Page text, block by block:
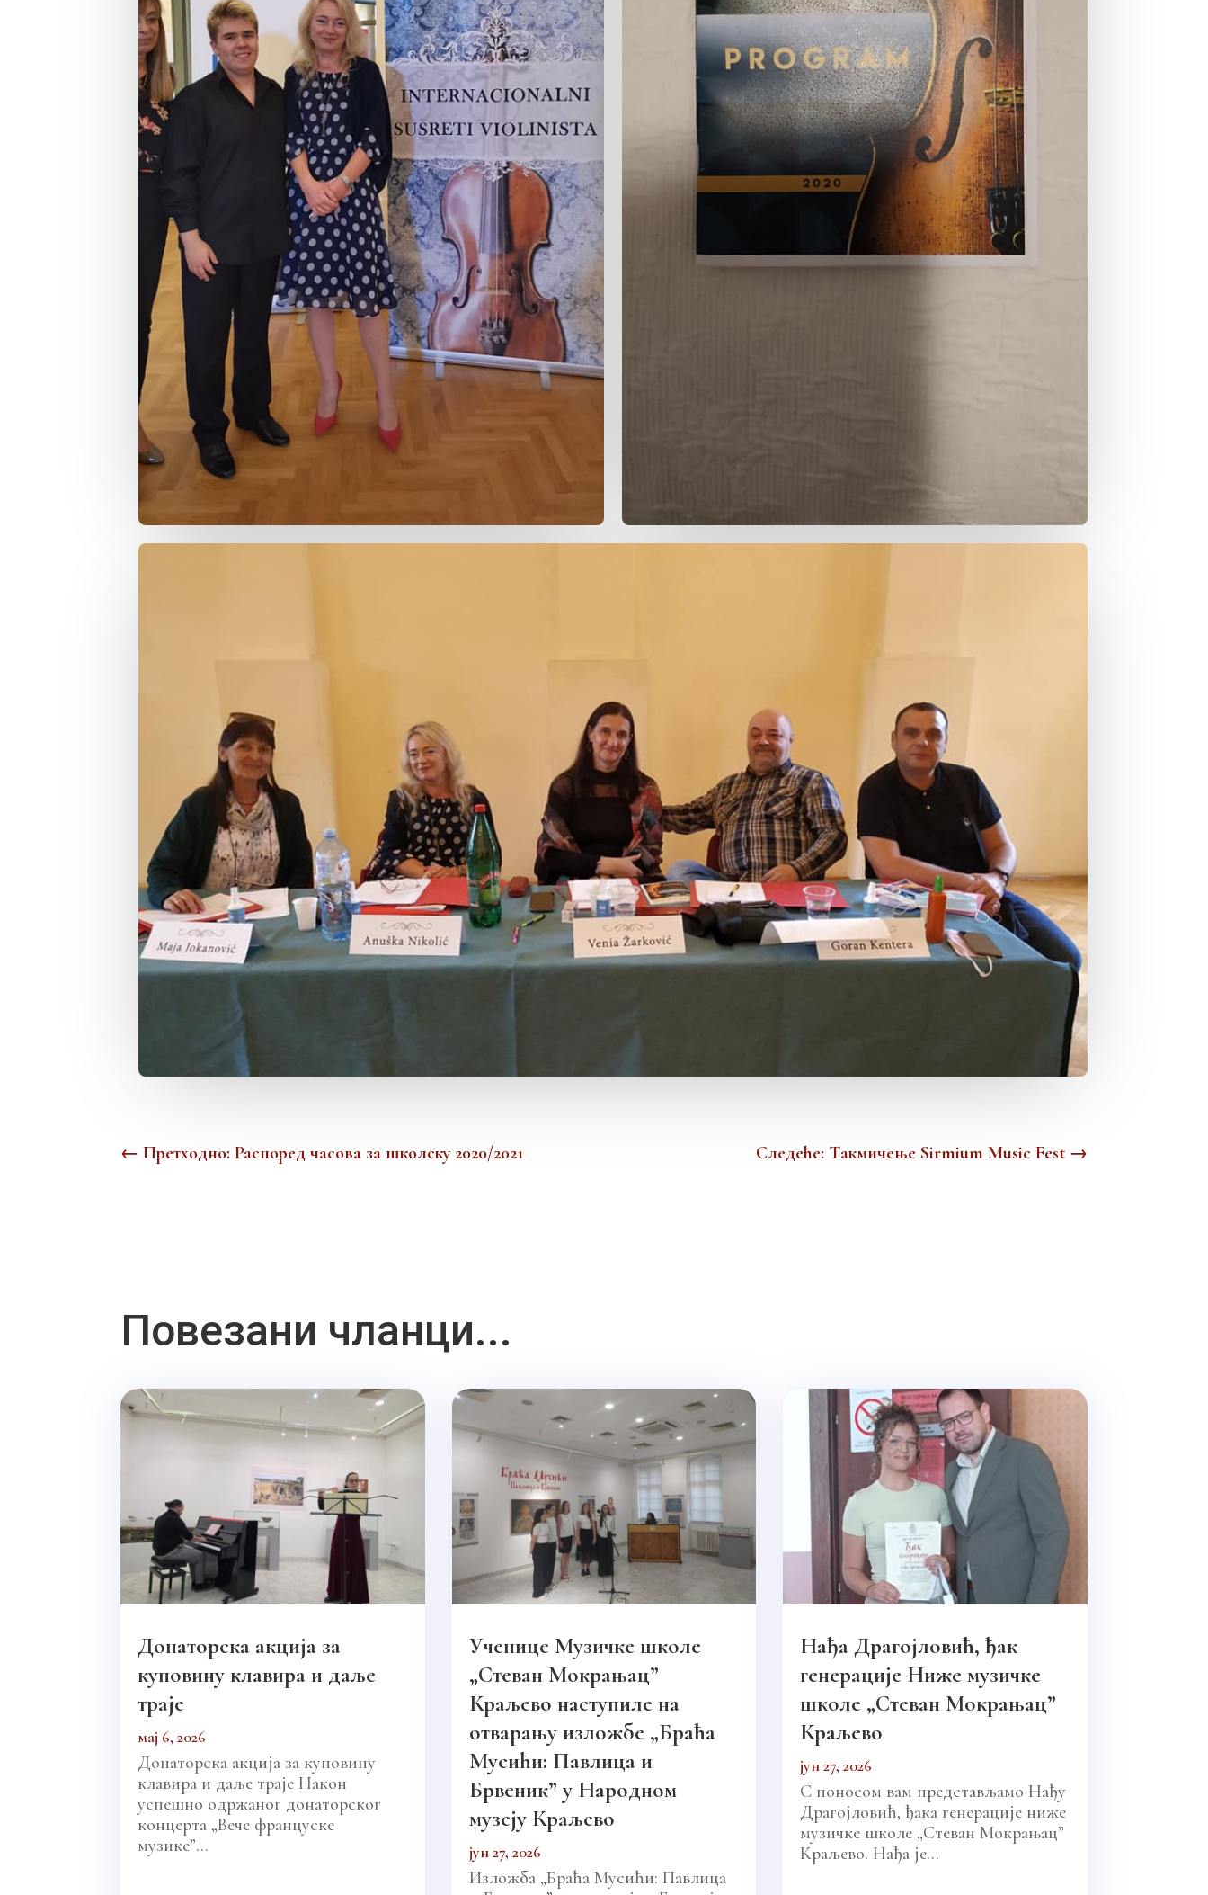
←Претходно: Распоред часова за школску 2020/2021 Следеће: Tакмичењe Sirmium Music Fest→
Повезани чланци...
Донаторска акција за
куповину клавира и даље
траје
мај 6, 2026
Донаторска акција за куповину
клавира и даље траје Након
успешно одржаног донаторског
концерта „Вече француске
музике”...
Ученице Музичке школе
„Стеван Мокрањац”
Краљево наступиле на
отварању изложбе „Браћа
Мусићи: Павлица и
Брвеник” у Народном
музеју Краљево
јун 27, 2026
Изложба „Браћа Мусићи: Павлица
Нађа Драгојловић, ђак
генерације Ниже музичке
школе „Стеван Мокрањац”
Краљево
јун 27, 2026
С поносом вам представљамо Нађу
Драгојловић, ђака генерације ниже
музичке школе „Стеван Мокрањац”
Краљево. Нађа је...